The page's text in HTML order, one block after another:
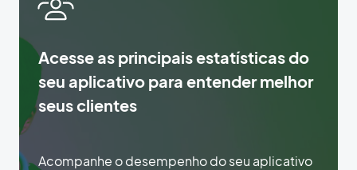
Acesse as principais estatísticas do
seu aplicativo para entender melhor
seus clientes
Acompanhe o desempenho do seu aplicativo